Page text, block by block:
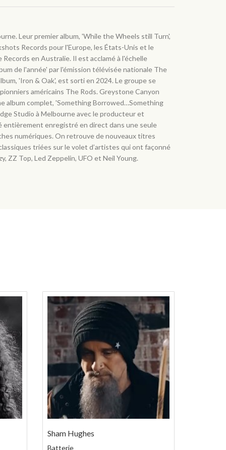
Leur premier album, 'While the Wheels still Turn',
Records pour l'Europe, les États-Unis et le
Records en Australie. Il est acclamé à l'échelle
de l'année' par l'émission télévisée nationale The
'Iron & Oak', est sorti en 2024. Le groupe se
américains The Rods. Greystone Canyon
album complet, 'Something Borrowed…Something
Studio à Melbourne avec le producteur et
entièrement enregistré en direct dans une seule
numériques. On retrouve de nouveaux titres
triées sur le volet d’artistes qui ont façonné
ZZ Top, Led Zeppelin, UFO et Neil Young.
Sham Hughes
Batterie